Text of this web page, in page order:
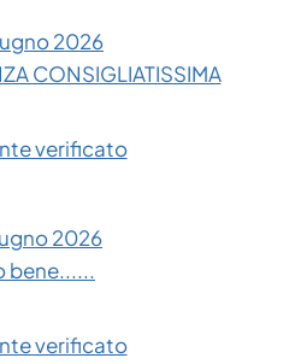
2026
CONSIGLIATISSIMA
verificato
2026
bene......
verificato